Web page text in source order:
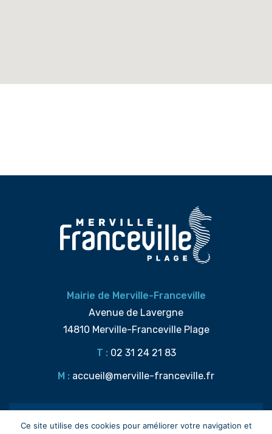
Mairie de Merville-Franceville
Avenue de Lavergne
14810 Merville-Franceville Plage
T : 02 31 24 21 83
M : accueil@merville-franceville.fr
Ce site utilise des cookies pour améliorer votre navigation et